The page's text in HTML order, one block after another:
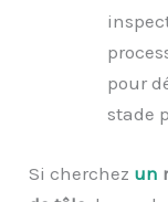
pour
stade
Si cherchez un